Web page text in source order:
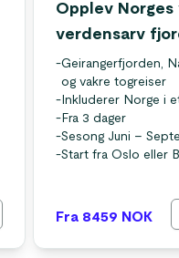
Opplev Norges
verdensarv
-Geirangerfjorden,
og vakre togreiser
- Inkluderer Norge i
- Fra 3 dager
-Sesong Juni –
-Start fra Oslo eller
Fra 8459 NOK